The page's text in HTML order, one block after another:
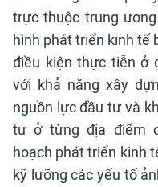
trực thuộc trung
hình phát triển kinh tế
điều kiện thực tiễn ở
với khả năng xây
nguồn lực đầu tư và
tư ở từng địa điểm
hoạch phát triển kinh
kỹ lưỡng các yếu tố